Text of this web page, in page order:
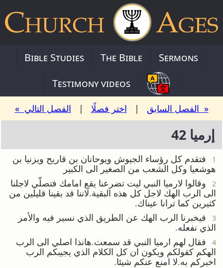
Bible Studies The Bible
Sermons
Testimony videos
« الفصل السابق | اختر فصلًا | الفصل التالي »
إرميا 42
1
فتقدم كل رؤساء الجيوش ويوحانان بن قاريح ويزنيا بن
هوشعيا وكل الشعب من الصغير الى الكبير
2
وقالوا لارميا النبي ليت تضرعنا يقع امامك فتصلّي لاجلنا
الى الرب الهك لاجل كل هذه البقية.لاننا قد بقينا قليلين من
كثيرين كما ترانا عيناك.
3
فيخبرنا الرب الهك عن الطريق الذي نسير فيه والأمر
الذي نفعله.
4
فقال لهم ارميا النبي قد سمعت.هانذا اصلي الى الرب
الهكم كقولكم ويكون ان كل الكلام الذي يجيبكم الرب
اخبركم به.لا امنع عنكم شيئا.